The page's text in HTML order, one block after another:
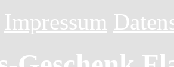
Impressum